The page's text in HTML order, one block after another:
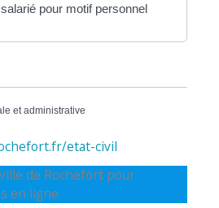
pour motif personnel
et administrative
etat-civil
de Rochefort pour
en ligne